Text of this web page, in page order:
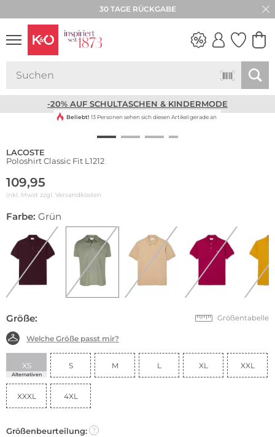
30 TAGE RÜCKGABE
-20% AUF SCHULTASCHEN & KINDERMODE
Beliebt! 13 Personen sehen sich diesen Artikel gerade an
LACOSTE
Poloshirt Classic Fit L1212
109,95
inkl. Mwst zzgl. Versandkosten
Farbe: Grün
Größe: Größentabelle
Welche Größe passt mir?
XS
Alternativen
S M L XL XXL
XXXL 4XL
Größenbeurteilung: ?